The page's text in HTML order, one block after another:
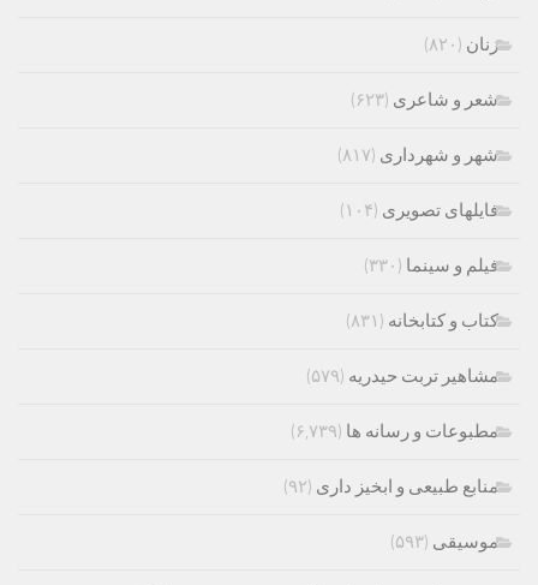
زنان (۸۲۰)
شعر و شاعری (۶۲۳)
شهر و شهرداری (۸۱۷)
فایلهای تصویری (۱۰۴)
فیلم و سینما (۳۳۰)
کتاب و کتابخانه (۸۳۱)
مشاهیر تربت حیدریه (۵۷۹)
مطبوعات و رسانه ها (۶,۷۳۹)
منابع طبیعی و ابخیز داری (۹۲)
موسیقی (۵۹۳)